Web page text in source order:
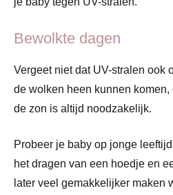
Bewolkte dagen
Vergeet niet dat UV-stralen ook
de wolken heen kunnen
de zon is altijd noodzakelijk.
Probeer je baby op jonge
het dragen van een hoedje en
later veel gemakkelijker maken